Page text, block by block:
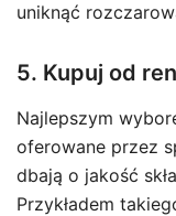
uniknąć
5. Kupuj od
Najlepszym
oferowane przez
dbają o jakość
Przykładem